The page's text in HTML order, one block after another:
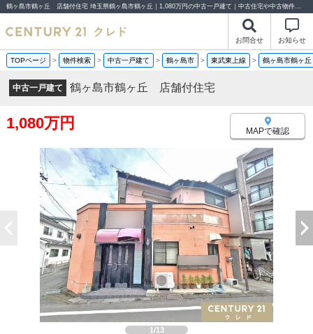
鶴ヶ島市鶴ヶ丘 店舗付住宅 埼玉県鶴ヶ島市鶴ヶ丘｜1,080万円の中古一戸建て｜中古住宅や中古物件情報｜センチュリー21クレド
お問合せ お知らせ
TOPページ > 物件検索 > 中古一戸建て > 鶴ヶ島市 > 東武東上線 > 鶴ヶ島市鶴ヶ
中古一戸建て 鶴ヶ島市鶴ヶ丘 店舗付住宅
1,080万円 MAPで確認
1/13